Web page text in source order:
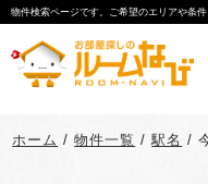
物件検索ページです。ご希望のエリアや条
ホーム /物件一覧 /駅名 /